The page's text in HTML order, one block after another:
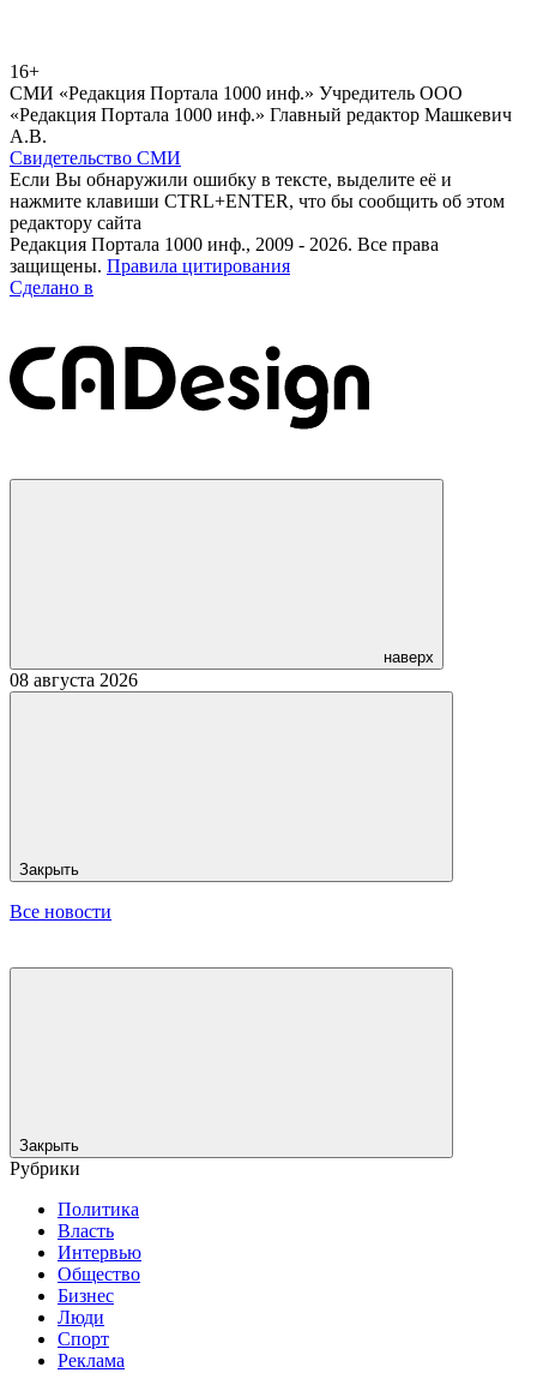
16+
СМИ «Редакция Портала 1000 инф.» Учредитель ООО
«Редакция Портала 1000 инф.» Главный редактор Машкевич
А.В.
Свидетельство СМИ
Если Вы обнаружили ошибку в тексте, выделите её и
нажмите клавиши CTRL+ENTER, что бы сообщить об этом
редактору сайта
Редакция Портала 1000 инф., 2009 - 2026. Все права
защищены. Правила цитирования
Сделано в
наверх
08 августа 2026
Закрыть
Все новости
Закрыть
Рубрики
Политика
Власть
Интервью
Общество
Бизнес
Люди
Спорт
Реклама